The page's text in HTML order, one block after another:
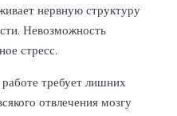
нервную структуру
Невозможность
стресс.
требует лишних
отвлечения мозгу